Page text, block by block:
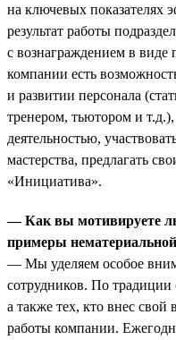
на ключевых показателях
результат работы
с вознаграждением в виде
компании есть
и развитии персонала
тренером, тьютором и
деятельностью,
мастерства, предлагать
«Инициатива».
— Как вы мотивируете
примеры
— Мы уделяем особое
сотрудников. По традиции
а также тех, кто внес свой
работы компании.